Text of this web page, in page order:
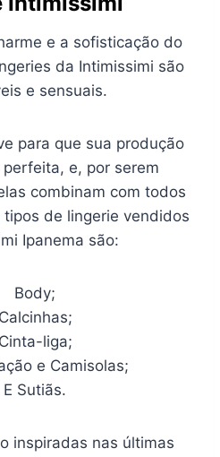
e a sofisticação do
da Intimissimi são
e sensuais.
para que sua produção
e, por serem
combinam com todos
de lingerie vendidos
Ipanema são:
Body;
Calcinhas;
Cinta-liga;
e Camisolas;
E Sutiãs.
inspiradas nas últimas